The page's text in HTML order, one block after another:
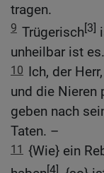
tragen.
9 Trügerisch[3]
unheilbar ist
10 Ich, der
und die Nieren
geben nach
Taten. –
11 {Wie} ein
[4]